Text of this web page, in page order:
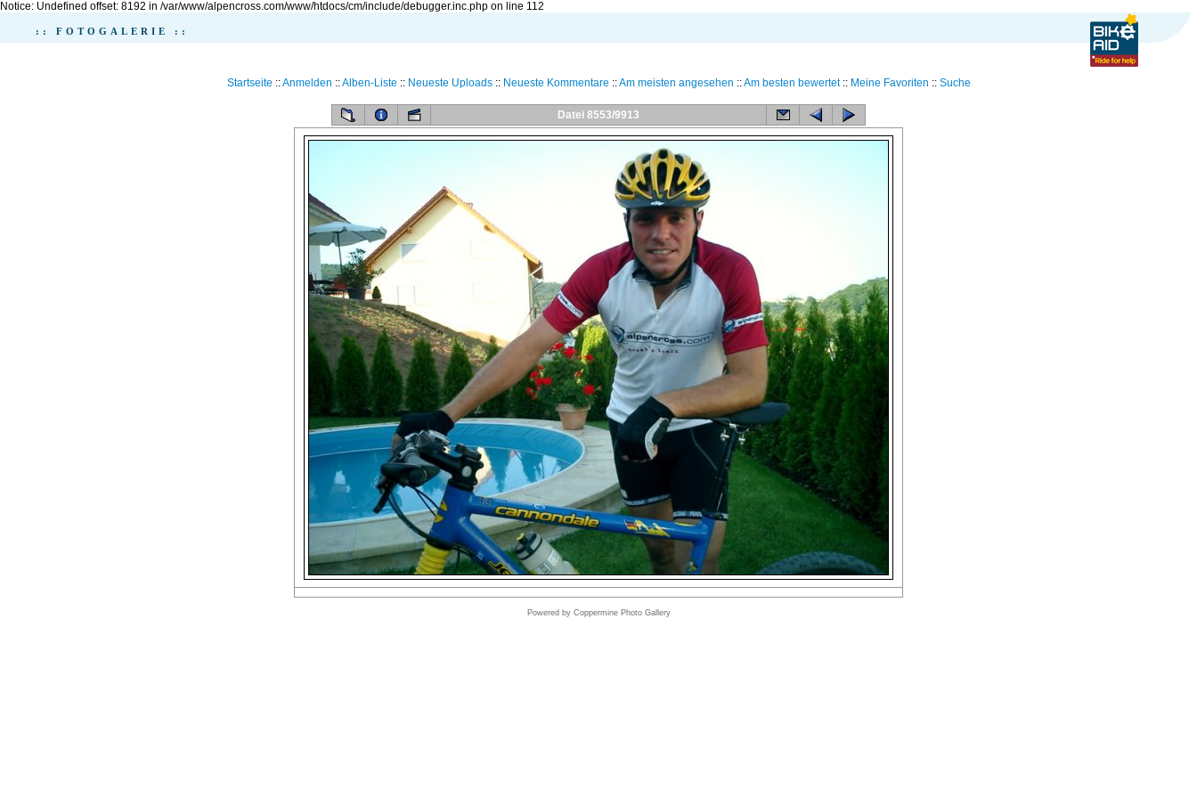
Notice: Undefined offset: 8192 in /var/www/alpencross.com/www/htdocs/cm/include/debugger.inc.php on line 112
:: FOTOGALERIE ::
Startseite ::Anmelden ::Alben-Liste :: Neueste Uploads:: Neueste Kommentare ::Am meisten angesehen ::Am besten bewertet:: Meine Favoriten :: Suche
Datei 8553/9913
Powered by Coppermine Photo Gallery